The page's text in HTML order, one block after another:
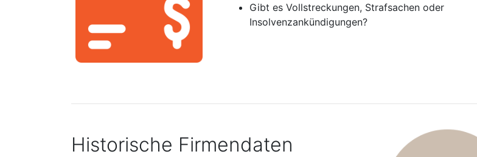
Gibt es Vollstreckungen, Strafsachen oder
Insolvenzankündigungen?
Historische Firmendaten